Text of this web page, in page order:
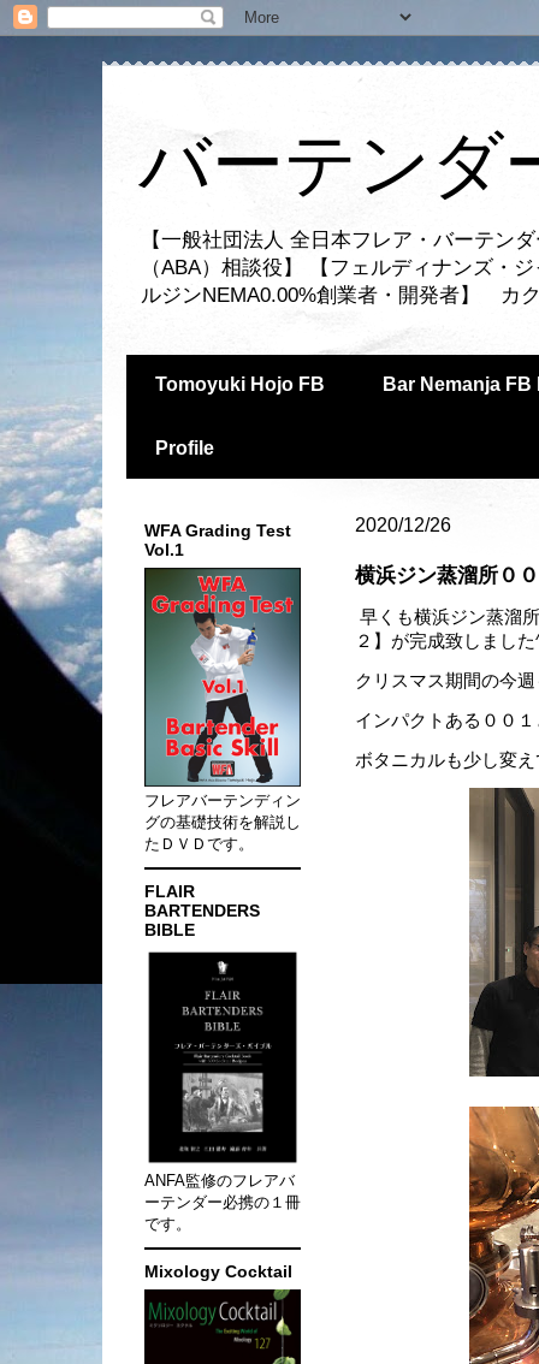
バーテンダ
【一般社団法人 全日本フレア・バーテン
（ABA）相談役】 【フェルディナンズ・
ルジンNEMA0.00%創業者・開発者】 カ
Tomoyuki Hojo FB Bar Nemanja FB
Profile
2020/12/26
横浜ジン蒸溜所０
早くも横浜ジン蒸溜
２】が完成致しました
クリスマス期間の今
インパクトある００
ボタニカルも少し変
WFA Grading Test
Vol.1
フレアバーテンディン
グの基礎技術を解説し
たＤＶＤです。
FLAIR
BARTENDERS
BIBLE
ANFA監修のフレアバ
ーテンダー必携の１冊
です。
Mixology Cocktail